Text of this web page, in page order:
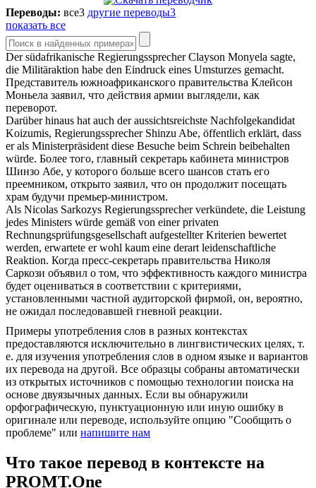
Переводы: все3 другие переводы3
показать все
Der südafrikanische RegierungssprecherClayson Monyela sagte,
die Militäraktion habe den Eindruck eines Umsturzes gemacht.
Представитель южноафриканского правительства Клейсон
Моньела заявил, что действия армии выглядели, как
переворот.
Darüber hinaus hat auch der aussichtsreichste Nachfolgekandidat
Koizumis, RegierungssprecherShinzu Abe, öffentlich erklärt, dass
er als Ministerpräsident diese Besuche beim Schrein beibehalten
würde. Более того, главный секретарь кабинета министров
Шинзо Абе, у которого больше всего шансов стать его
преемником, открыто заявил, что он продолжит посещать
храм будучи премьер-министром.
Als Nicolas Sarkozys Regierungssprecherverkündete, die Leistung
jedes Ministers würde gemäß von einer privaten
Rechnungsprüfungsgesellschaft aufgestellter Kriterien bewertet
werden, erwartete er wohl kaum eine derart leidenschaftliche
Reaktion. Когда пресс-секретарь правительства Николя
Саркози объявил о том, что эффективность каждого министра
будет оцениваться в соответствии с критериями,
установленными частной аудиторской фирмой, он, вероятно,
не ожидал последовавшей гневной реакции.
Примеры употребления слов в разных контекстах
предоставляются исключительно в лингвистических целях, т.
е. для изучения употребления слов в одном языке и вариантов
их перевода на другой. Все образцы собраны автоматически
из открытых источников с помощью технологии поиска на
основе двуязычных данных. Если вы обнаружили
орфографическую, пунктуационную или иную ошибку в
оригинале или переводе, используйте опцию "Сообщить о
проблеме" или напишите нам
Что такое перевод в контексте на
PROMT.One